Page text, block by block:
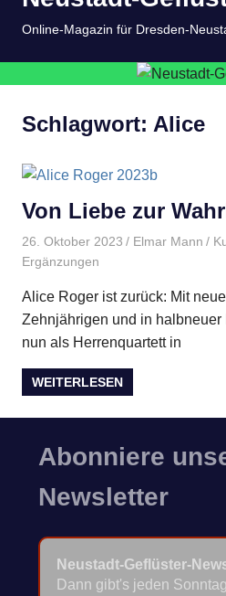
Online-Magazin für Dresden-
Schlagwort: Alice
Von Liebe zur
26. Oktober 2023 Elmar Mann
Ergänzungen
Alice Roger ist zurück: Mit
Zehnjährigen und in halbneuer
nun als Herrenquartett in
WEITERLESEN
Abonniere
Newsletter
Neustadt-Geflüster-
Dann gibt's jeden